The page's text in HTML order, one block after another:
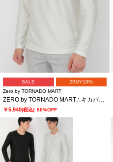
SALE
2BUY10%
Zero by TORNADO MART
ZERO by TORNADO MART∴キカバイヤスジャカードクルーネックカットソー
￥5,940(税込) 50%OFF